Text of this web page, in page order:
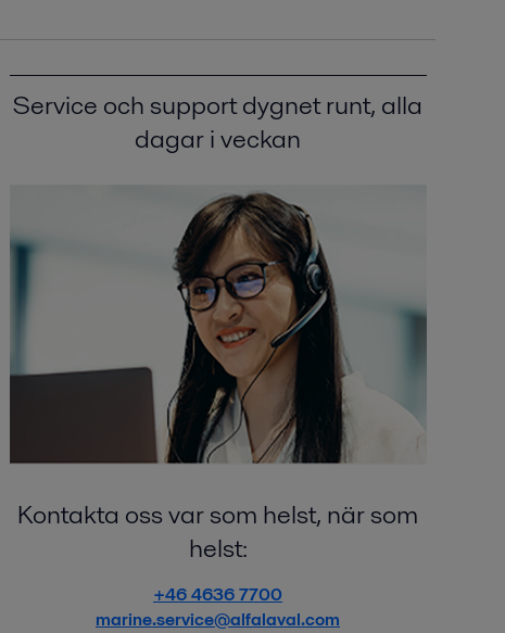
Service och support dygnet runt, alla
dagar i veckan
Kontakta oss var som helst, när som
helst:
+46 4636 7700
marine.service@alfalaval.com